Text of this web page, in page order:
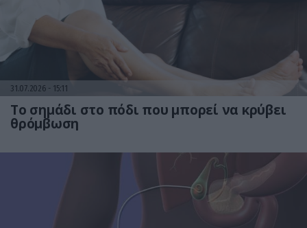
31.07.2026 15:11
Το σημάδι στο πόδι που μπορεί να κρύβει
θρόμβωση